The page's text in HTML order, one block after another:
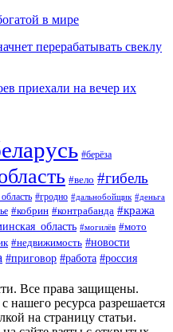
в мире
перерабатывать свеклу
приехали на вечер их
#берёза
#вело #гибель
#гродно #дальнобойщик #деньга
#кобрин #контрабанда #кража
#могилёв #мото
#недвижимость #новости
#приговор #работа #россия
Все права защищены.
нашего ресурса разрешается
на страницу статьи.